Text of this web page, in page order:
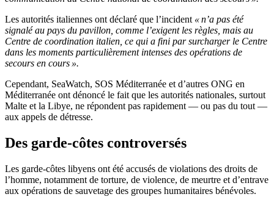
Les autorités italiennes ont déclaré que l’incident « n’a pas été
signalé au pays du pavillon, comme l’exigent les règles, mais au
Centre de coordination italien, ce qui a fini par surcharger le Centre
dans les moments particulièrement intenses des opérations de
secours en cours ».
Cependant, SeaWatch, SOS Méditerranée et d’autres ONG en
Méditerranée ont dénoncé le fait que les autorités nationales, surtout
Malte et la Libye, ne répondent pas rapidement — ou pas du tout —
aux appels de détresse.
Des garde-côtes controversés
Les garde-côtes libyens ont été accusés de violations des droits de
l’homme, notamment de torture, de violence, de meurtre et d’entrave
aux opérations de sauvetage des groupes humanitaires bénévoles.